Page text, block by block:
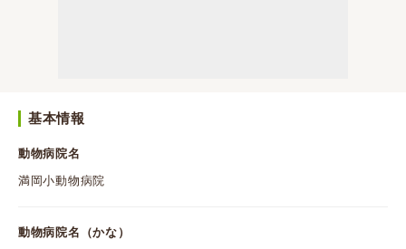
基本情報
動物病院名
満岡小動物病院
動物病院名（かな）